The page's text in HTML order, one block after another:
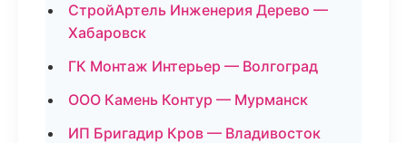
СтройАртель Инженерия Дерево —
Хабаровск
ГК Монтаж Интерьер — Волгоград
ООО Камень Контур — Мурманск
ИП Бригадир Кров — Владивосток